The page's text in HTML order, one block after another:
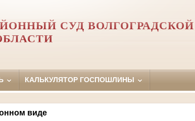
СУД ВОЛГОГРАДСКОЙ
КАЛЬКУЛЯТОР ГОСПОШЛИНЫ
виде